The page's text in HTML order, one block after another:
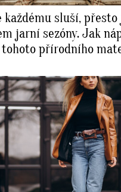
každému sluší, přesto
jarní sezóny. Jak
přírodního